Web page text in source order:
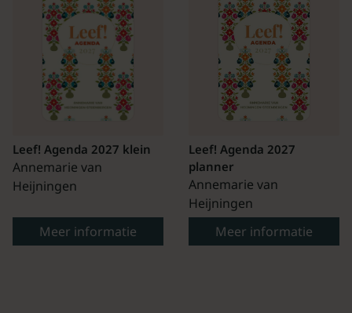
Leef! Agenda 2027 klein
Annemarie van
Heijningen
Meer informatie
Leef! Agenda 2027
planner
Annemarie van
Heijningen
Meer informatie